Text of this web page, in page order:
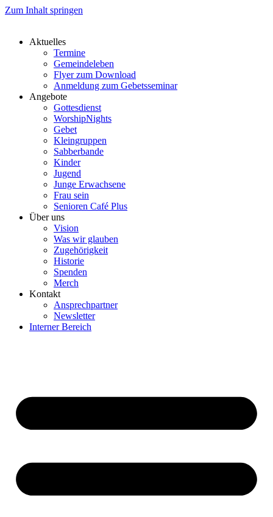
Zum Inhalt springen
Aktuelles
Termine
Gemeindeleben
Flyer zum Download
Anmeldung zum Gebetsseminar
Angebote
Gottesdienst
WorshipNights
Gebet
Kleingruppen
Sabberbande
Kinder
Jugend
Junge Erwachsene
Frau sein
Senioren Café Plus
Über uns
Vision
Was wir glauben
Zugehörigkeit
Historie
Spenden
Merch
Kontakt
Ansprechpartner
Newsletter
Interner Bereich